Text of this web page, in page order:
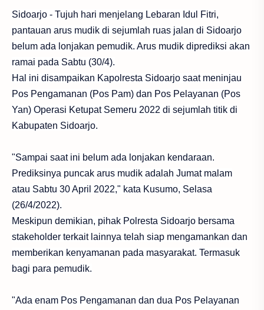
Sidoarjo - Tujuh hari menjelang Lebaran Idul Fitri,
pantauan arus mudik di sejumlah ruas jalan di Sidoarjo
belum ada lonjakan pemudik. Arus mudik diprediksi akan
ramai pada Sabtu (30/4).
Hal ini disampaikan Kapolresta Sidoarjo saat meninjau
Pos Pengamanan (Pos Pam) dan Pos Pelayanan (Pos
Yan) Operasi Ketupat Semeru 2022 di sejumlah titik di
Kabupaten Sidoarjo.
"Sampai saat ini belum ada lonjakan kendaraan.
Prediksinya puncak arus mudik adalah Jumat malam
atau Sabtu 30 April 2022," kata Kusumo, Selasa
(26/4/2022).
Meskipun demikian, pihak Polresta Sidoarjo bersama
stakeholder terkait lainnya telah siap mengamankan dan
memberikan kenyamanan pada masyarakat. Termasuk
bagi para pemudik.
"Ada enam Pos Pengamanan dan dua Pos Pelayanan